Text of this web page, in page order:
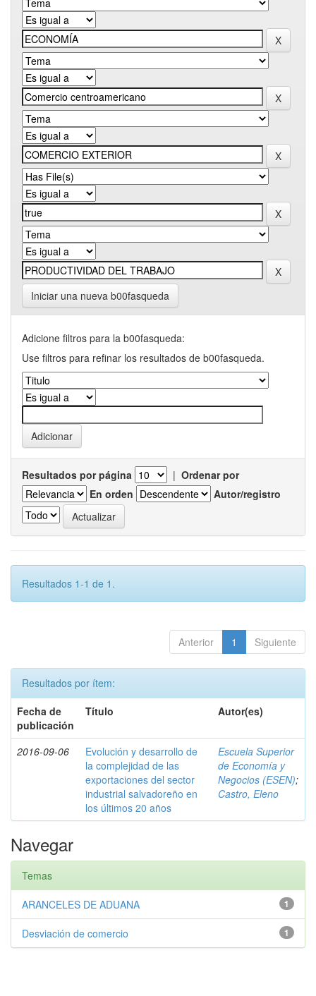
Iniciar una nueva b00fasqueda
Adicione filtros para la b00fasqueda:
Use filtros para refinar los resultados de b00fasqueda.
Resultados por página | Ordenar por
En orden
Autor/registro
Resultados 1-1 de 1.
Anterior 1 Siguiente
Resultados por ítem:
Fecha de
publicación
Título Autor(es)
2016-09-06
Evolución y desarrollo de
la complejidad de las
exportaciones del sector
industrial salvadoreño en
los últimos 20 años
Escuela Superior
de Economía y
Negocios (ESEN);
Castro, Eleno
Navegar
Temas
1
ARANCELES DE ADUANA
1
Desviación de comercio